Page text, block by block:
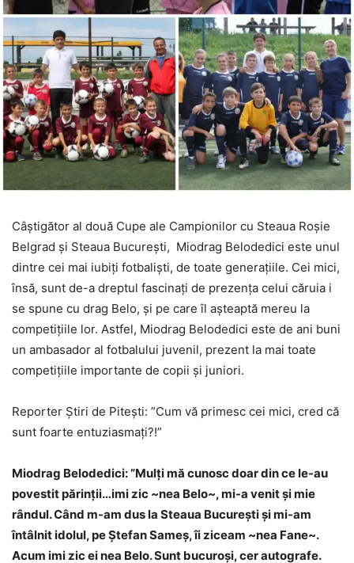
Câștigător al două Cupe ale Campionilor cu Steaua Roșie
Belgrad și Steaua București, Miodrag Belodedici este unul
dintre cei mai iubiți fotbaliști, de toate generațiile. Cei mici,
însă, sunt de-a dreptul fascinați de prezența celui căruia i
se spune cu drag Belo, și pe care îl așteaptă mereu la
competițiile lor. Astfel, Miodrag Belodedici este de ani buni
un ambasador al fotbalului juvenil, prezent la mai toate
competițiile importante de copii și juniori.
Reporter Știri de Pitești: ”Cum vă primesc cei mici, cred că
sunt foarte entuziasmați?!”
Miodrag Belodedici: ”Mulți mă cunosc doar din ce le-au
povestit părinții…imi zic ~nea Belo~, mi-a venit și mie
rândul. Când m-am dus la Steaua București și mi-am
întâlnit idolul, pe Ștefan Sameș, îi ziceam ~nea Fane~.
Acum imi zic ei nea Belo. Sunt bucuroși, cer autografe.